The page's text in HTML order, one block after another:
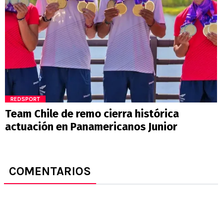
REDSPORT
Team Chile de remo cierra histórica
actuación en Panamericanos Junior
COMENTARIOS